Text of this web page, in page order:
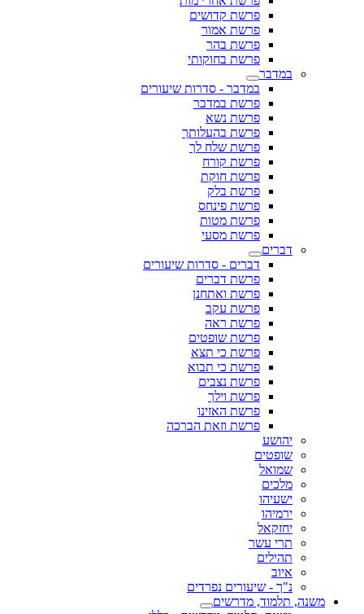
פרשת קדושים
פרשת אמור
פרשת בהר
פרשת בחוקותי
במדבר
במדבר - סדרות שיעורים
פרשת במדבר
פרשת נשא
פרשת בהעלותך
פרשת שלח לך
פרשת קורח
פרשת חוקת
פרשת בלק
פרשת פינחס
פרשת מטות
פרשת מסעי
דברים
דברים - סדרות שיעורים
פרשת דברים
פרשת ואתחנן
פרשת עקב
פרשת ראה
פרשת שופטים
פרשת כי תצא
פרשת כי תבוא
פרשת נצבים
פרשת וילך
פרשת האזינו
פרשת וזאת הברכה
יהושע
שופטים
שמואל
מלכים
ישעיהו
ירמיהו
יחזקאל
תרי עשר
תהילים
איוב
נ"ך - שיעורים נפרדים
משנה, תלמוד, מדרשים